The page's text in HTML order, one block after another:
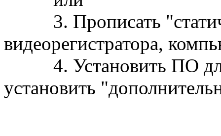
3. Прописать
видеорегистратора,
4. Установить ПО для
установить